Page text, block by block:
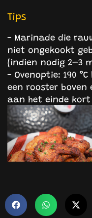
Tips
- Marinade die
niet ongekookt
(indien nodig 2–3
- Ovenoptie: 190
een rooster boven
aan het einde